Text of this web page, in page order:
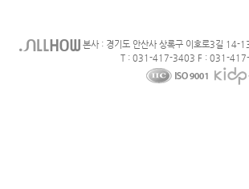
본사 : 경기도 안산사 상록구 이호로3길 14-
T : 031-417-3403 F : 031-